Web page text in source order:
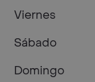
Viernes
Sábado
Domingo